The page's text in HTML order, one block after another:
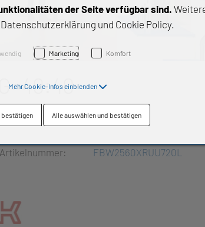
FBW2560XRUU720L
der Seite verfügbar sind.
und Cookie Policy.
Marketing Komfort
Mehr Cookie-Infos einblenden
bestätigen Alle auswählen und bestätigen